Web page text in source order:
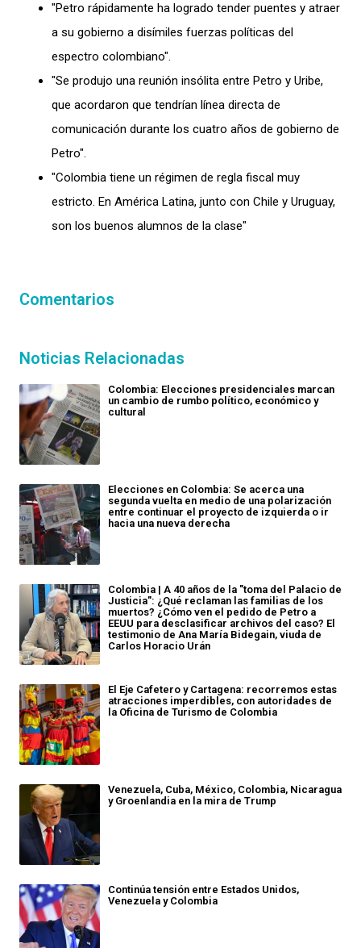
"Petro rápidamente ha logrado tender puentes y atraer
a su gobierno a disímiles fuerzas políticas del
espectro colombiano".
"Se produjo una reunión insólita entre Petro y Uribe,
que acordaron que tendrían línea directa de
comunicación durante los cuatro años de gobierno de
Petro".
"Colombia tiene un régimen de regla fiscal muy
estricto. En América Latina, junto con Chile y Uruguay,
son los buenos alumnos de la clase"
Comentarios
Noticias Relacionadas
Colombia: Elecciones presidenciales marcan
un cambio de rumbo político, económico y
cultural
Elecciones en Colombia: Se acerca una
segunda vuelta en medio de una polarización
entre continuar el proyecto de izquierda o ir
hacia una nueva derecha
Colombia | A 40 años de la "toma del Palacio de
Justicia": ¿Qué reclaman las familias de los
muertos? ¿Cómo ven el pedido de Petro a
EEUU para desclasificar archivos del caso? El
testimonio de Ana María Bidegain, viuda de
Carlos Horacio Urán
El Eje Cafetero y Cartagena: recorremos estas
atracciones imperdibles, con autoridades de
la Oficina de Turismo de Colombia
Venezuela, Cuba, México, Colombia, Nicaragua
y Groenlandia en la mira de Trump
Continúa tensión entre Estados Unidos,
Venezuela y Colombia